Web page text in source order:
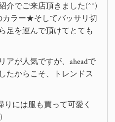
介でご来店頂きました(^^)
カラー★そしてバッサリ切
足を運んで頂けてとても
アが人気ですが、aheadで
たからこそ、トレンドス
には服も買って可愛く